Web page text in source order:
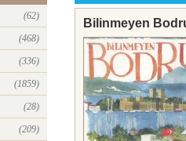
(62)
(468)
(336)
(1859)
(28)
(209)
Bilinmeyen